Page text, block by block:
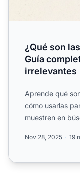
¿Qué son
Guía
irrelevantes
Aprende qué
cómo usarlas
muestren en
Nov 28, 2025 19